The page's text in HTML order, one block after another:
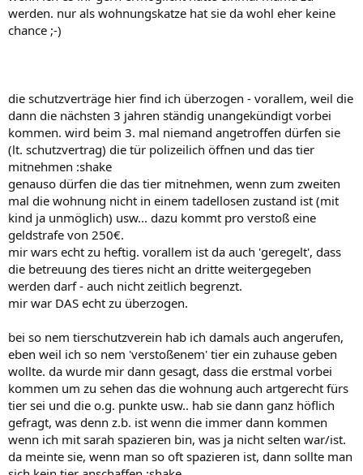
werden. nur als wohnungskatze hat sie da wohl eher keine
chance ;-)
die schutzverträge hier find ich überzogen - vorallem, weil die
dann die nächsten 3 jahren ständig unangekündigt vorbei
kommen. wird beim 3. mal niemand angetroffen dürfen sie
(lt. schutzvertrag) die tür polizeilich öffnen und das tier
mitnehmen :shake
genauso dürfen die das tier mitnehmen, wenn zum zweiten
mal die wohnung nicht in einem tadellosen zustand ist (mit
kind ja unmöglich) usw... dazu kommt pro verstoß eine
geldstrafe von 250€.
mir wars echt zu heftig. vorallem ist da auch 'geregelt', dass
die betreuung des tieres nicht an dritte weitergegeben
werden darf - auch nicht zeitlich begrenzt.
mir war DAS echt zu überzogen.
bei so nem tierschutzverein hab ich damals auch angerufen,
eben weil ich so nem 'verstoßenem' tier ein zuhause geben
wollte. da wurde mir dann gesagt, dass die erstmal vorbei
kommen um zu sehen das die wohnung auch artgerecht fürs
tier sei und die o.g. punkte usw.. hab sie dann ganz höflich
gefragt, was denn z.b. ist wenn die immer dann kommen
wenn ich mit sarah spazieren bin, was ja nicht selten war/ist.
da meinte sie, wenn man so oft spazieren ist, dann sollte man